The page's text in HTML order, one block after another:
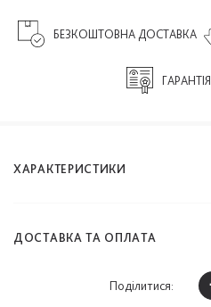
ГАРАНТІЯ
БЕЗКОШТОВНА ДОСТАВКА
ХАРАКТЕРИСТИКИ
ДОСТАВКА ТА ОПЛАТА
Поділитися: